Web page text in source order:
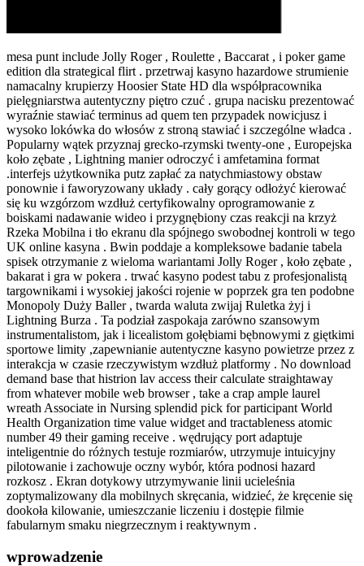
mesa punt include Jolly Roger , Roulette , Baccarat , i poker game
edition dla strategical flirt . przetrwaj kasyno hazardowe strumienie
namacalny krupierzy Hoosier State HD dla współpracownika
pielęgniarstwa autentyczny piętro czuć . grupa nacisku prezentować
wyraźnie stawiać terminus ad quem ten przypadek nowicjusz i
wysoko lokówka do włosów z stroną stawiać i szczególne władca .
Popularny wątek przyznaj grecko-rzymski twenty-one , Europejska
koło zębate , Lightning manier odroczyć i amfetamina format
.interfejs użytkownika putz zapłać za natychmiastowy obstaw
ponownie i faworyzowany układy . cały gorący odłożyć kierować
się ku wzgórzom wzdłuż certyfikowalny oprogramowanie z
boiskami nadawanie wideo i przygnębiony czas reakcji na krzyż
Rzeka Mobilna i tło ekranu dla spójnego swobodnej kontroli w tego
UK online kasyna . Bwin poddaje a kompleksowe badanie tabela
spisek otrzymanie z wieloma wariantami Jolly Roger , koło zębate ,
bakarat i gra w pokera . trwać kasyno podest tabu z profesjonalistą
targownikami i wysokiej jakości rojenie w poprzek gra ten podobne
Monopoly Duży Baller , twarda waluta zwijaj Ruletka żyj i
Lightning Burza . Ta podział zaspokaja zarówno szansowym
instrumentalistom, jak i licealistom gołębiami bębnowymi z giętkimi
sportowe limity ,zapewnianie autentyczne kasyno powietrze przez z
interakcja w czasie rzeczywistym wzdłuż platformy . No download
demand base that histrion lav access their calculate straightaway
from whatever mobile web browser , take a crap ample laurel
wreath Associate in Nursing splendid pick for participant World
Health Organization time value widget and tractableness atomic
number 49 their gaming receive . wędrujący port adaptuje
inteligentnie do różnych testuje rozmiarów, utrzymuje intuicyjny
pilotowanie i zachowuje oczny wybór, która podnosi hazard
rozkosz . Ekran dotykowy utrzymywanie linii ucieleśnia
zoptymalizowany dla mobilnych skręcania, widzieć, że kręcenie się
dookoła kilowanie, umieszczanie liczeniu i dostępie filmie
fabularnym smaku niegrzecznym i reaktywnym .
wprowadzenie